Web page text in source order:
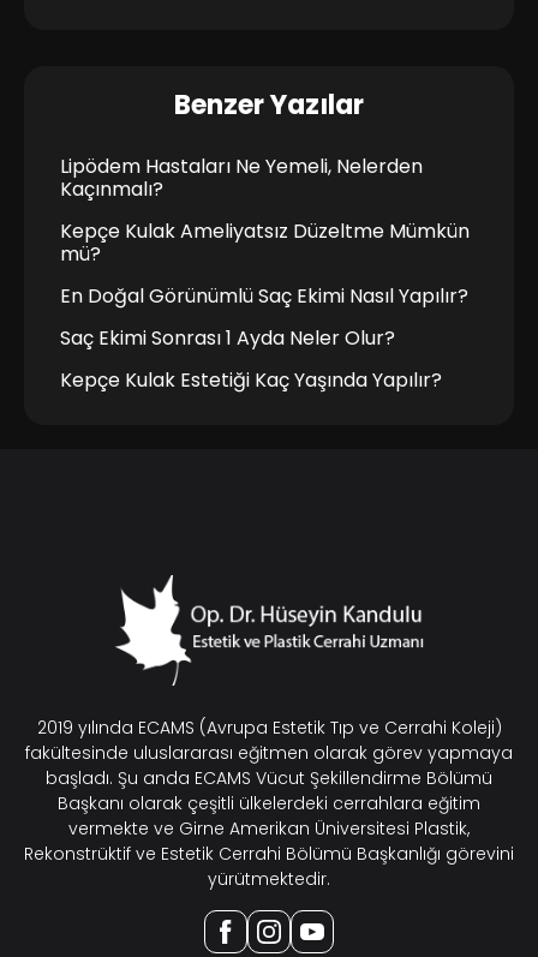
Benzer Yazılar
Lipödem Hastaları Ne Yemeli, Nelerden
Kaçınmalı?
Kepçe Kulak Ameliyatsız Düzeltme Mümkün
mü?
En Doğal Görünümlü Saç Ekimi Nasıl Yapılır?
Saç Ekimi Sonrası 1 Ayda Neler Olur?
Kepçe Kulak Estetiği Kaç Yaşında Yapılır?
2019 yılında ECAMS (Avrupa Estetik Tıp ve Cerrahi Koleji)
fakültesinde uluslararası eğitmen olarak görev yapmaya
başladı. Şu anda ECAMS Vücut Şekillendirme Bölümü
Başkanı olarak çeşitli ülkelerdeki cerrahlara eğitim
vermekte ve Girne Amerikan Üniversitesi Plastik,
Rekonstrüktif ve Estetik Cerrahi Bölümü Başkanlığı görevini
yürütmektedir.